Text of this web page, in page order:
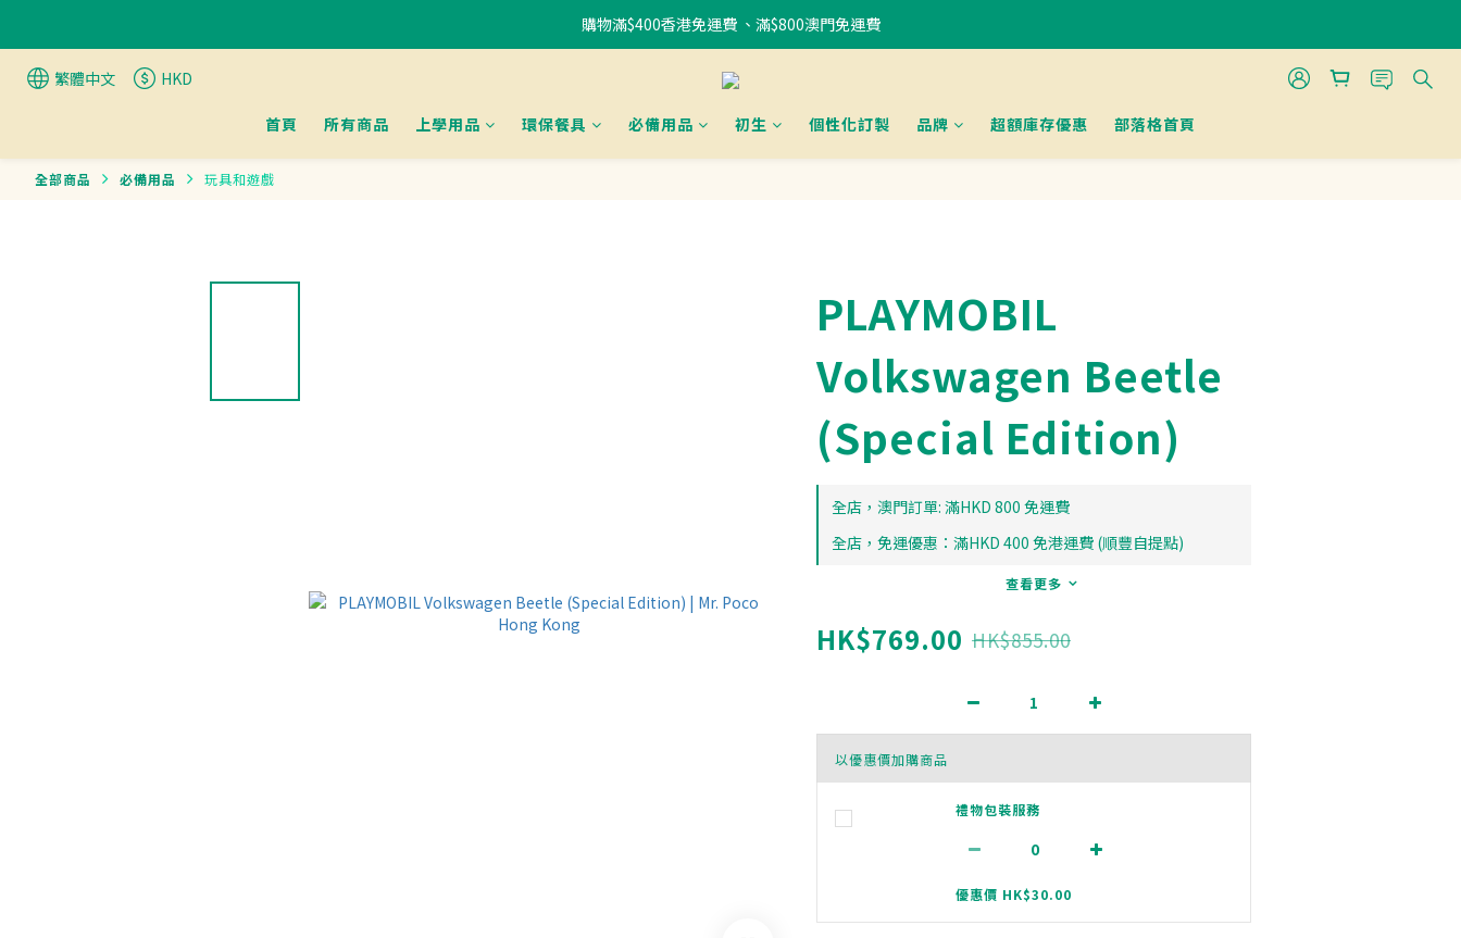
書包85折優惠
購物滿$400香港免運費 、滿$800澳門免運費
書包85折優惠
繁體中文 HKD
首頁 所有商品 上學用品 環保餐具 必備用品 初生 個性化訂製 品牌 超額庫存優惠 部落格首頁
全部商品 必備用品 玩具和遊戲
PLAYMOBIL
Volkswagen Beetle
(Special Edition)
全店，澳門訂單: 滿HKD 800 免運費
全店，免運優惠：滿HKD 400 免港運費 (順豐自提點)
查看更多
HK$769.00 HK$855.00
以優惠價加購商品
禮物包裝服務
優惠價 HK$30.00